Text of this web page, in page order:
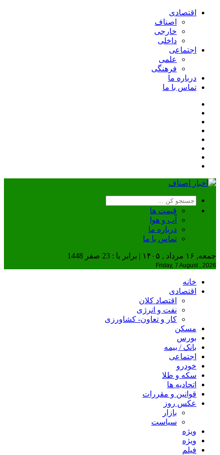
اقتصادی
اصناف
خارجی
داخلی
اجتماعی
علمی
فرهنگی
درباره ما
تماس با ما
قیمت ها
آب و هوا
درباره ما
تماس با ما
جمعه, ۱۶ مرداد , ۱۴۰۵ | برابر با : 23 صفر 1448
Friday, 7 August , 2026
خانه
اقتصادی
اقتصاد کلان
نفت و انرژی
کار و تعاون- کشاورزی
مسکن
بورس
بانک / بیمه
اجتماعی
خودرو
سکه و طلا
اتحادیه ها
قوانین و مقررات
عکس روز
بازار
سیاست
ویژه
ویژه
فیلم